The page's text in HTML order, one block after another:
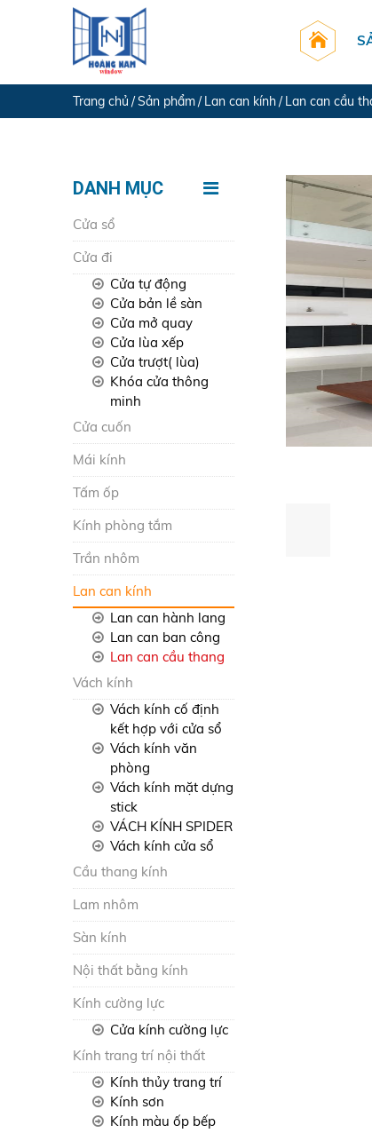
Trang chủ Sản phẩm Lan can kính Lan can cầu
DANH MỤC
Cửa sổ
Cửa đi
Cửa tự động
Cửa bản lề sàn
Cửa mở quay
Cửa lùa xếp
Cửa trượt( lùa)
Khóa cửa thông
minh
Cửa cuốn
Mái kính
Tấm ốp
Kính phòng tắm
Trần nhôm
Lan can kính
Lan can hành lang
Lan can ban công
Lan can cầu thang
Vách kính
Vách kính cố định
kết hợp với cửa sổ
Vách kính văn
phòng
Vách kính mặt dựng
stick
VÁCH KÍNH SPIDER
Vách kính cửa sổ
Cầu thang kính
Lam nhôm
Sàn kính
Nội thất bằng kính
Kính cường lực
Cửa kính cường lực
Kính trang trí nội thất
Kính thủy trang trí
Kính sơn
Kính màu ốp bếp